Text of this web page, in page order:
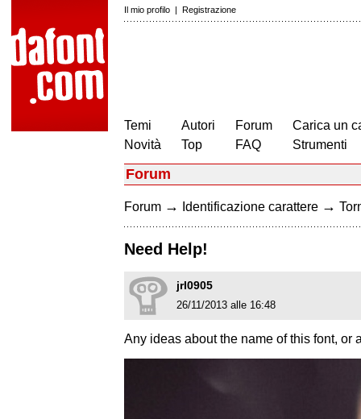
Il mio profilo | Registrazione
Temi
Novità
Autori
Top
Forum
FAQ
Carica un
Strumenti
Forum
Forum → Identificazione carattere →
Need Help!
jrl0905
26/11/2013 alle 16:48
Any ideas about the name of this font, or